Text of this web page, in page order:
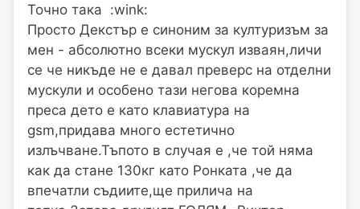
Точно така :wink:
Просто Декстър е синоним за културизъм за
мен - абсолютно всеки мускул изваян,личи
се че никъде не е давал преверс на отделни
мускули и особено тази негова коремна
преса дето е като клавиатура на
gsm,придава много естетично
излъчване.Тъпото в случая е ,че той няма
как да стане 130кг като Ронката ,че да
впечатли съдиите,ще прилича на